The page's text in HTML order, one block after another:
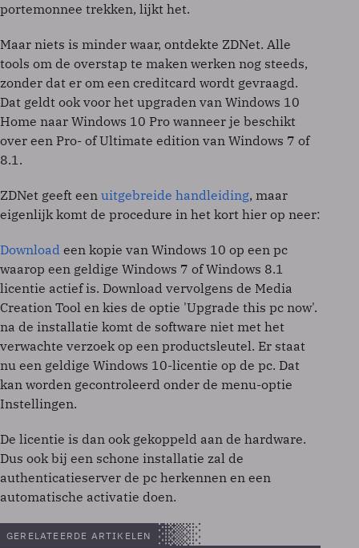
portemonnee trekken, lijkt het.
Maar niets is minder waar, ontdekte ZDNet. Alle
tools om de overstap te maken werken nog steeds,
zonder dat er om een creditcard wordt gevraagd.
Dat geldt ook voor het upgraden van Windows 10
Home naar Windows 10 Pro wanneer je beschikt
over een Pro- of Ultimate edition van Windows 7 of
8.1.
ZDNet geeft een uitgebreide handleiding, maar
eigenlijk komt de procedure in het kort hier op neer:
Download een kopie van Windows 10 op een pc
waarop een geldige Windows 7 of Windows 8.1
licentie actief is. Download vervolgens de Media
Creation Tool en kies de optie 'Upgrade this pc now'.
na de installatie komt de software niet met het
verwachte verzoek op een productsleutel. Er staat
nu een geldige Windows 10-licentie op de pc. Dat
kan worden gecontroleerd onder de menu-optie
Instellingen.
De licentie is dan ook gekoppeld aan de hardware.
Dus ook bij een schone installatie zal de
authenticatieserver de pc herkennen en een
automatische activatie doen.
GERELATEERDE ARTIKELEN